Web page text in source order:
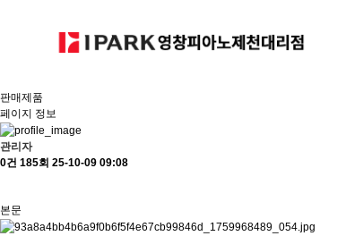
판매제품
페이지 정보
관리자
0건 185회 25-10-09 09:08
본문